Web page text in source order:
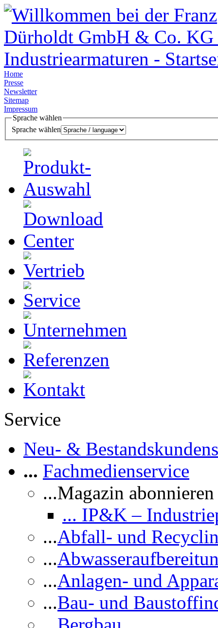
Home
Presse
Newsletter
Sitemap
Impressum
Sprache wählen
Sprache wählen
Service
Neu- &
... Fachmedienservice
...Magazin abonnieren
... IP&K –
...Abfall- und
...
...Anlagen- und
...Bau- und